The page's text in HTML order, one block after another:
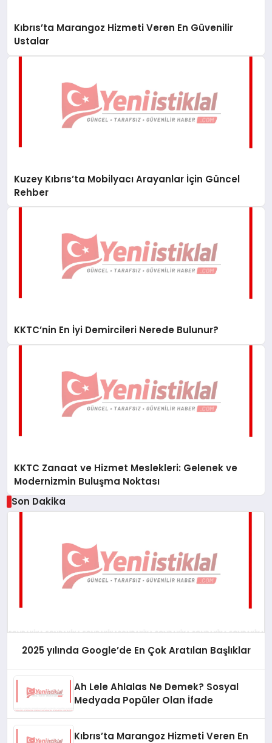
Kıbrıs’ta Marangoz Hizmeti Veren En Güvenilir
Ustalar
Kuzey Kıbrıs’ta Mobilyacı Arayanlar İçin Güncel
Rehber
KKTC’nin En İyi Demircileri Nerede Bulunur?
KKTC Zanaat ve Hizmet Meslekleri: Gelenek ve
Modernizmin Buluşma Noktası
Son Dakika
2025 yılında Google’de En Çok Aratılan Başlıklar
Ah Lele Ahlalas Ne Demek? Sosyal
Medyada Popüler Olan İfade
Kıbrıs’ta Marangoz Hizmeti Veren En